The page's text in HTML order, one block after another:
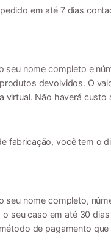
em até 7 dias
seu nome completo e
devolvidos. O
Não haverá
fabricação, você tem o
seu nome completo,
seu caso em até 30
de pagamento